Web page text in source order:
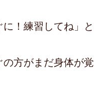
！練習してね」と
方がまだ身体が覚